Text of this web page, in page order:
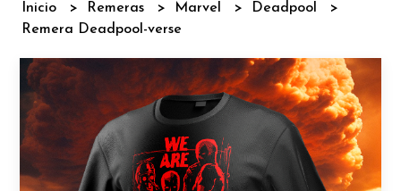
Inicio Remeras Marvel
Deadpool
Remera Deadpool-verse